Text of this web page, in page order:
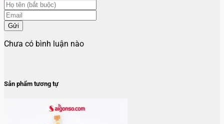
Gửi
Chưa có bình luận nào
Sản phẩm tương tự